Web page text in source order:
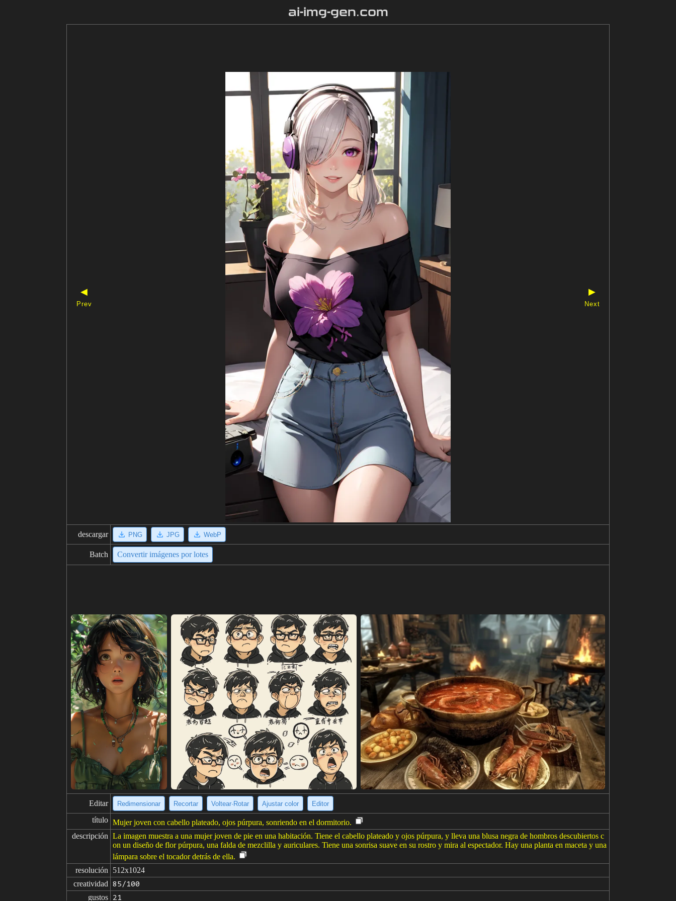
ai-img-gen.com
◀
Prev
▶
Next
descargar PNG JPG WebP
Batch Convertir imágenes por lotes
Editar Redimensionar Recortar Voltear·Rotar Ajustar color Editor
título Mujer joven con cabello plateado, ojos púrpura, sonriendo en el dormitorio.
descripción La imagen muestra a una mujer joven de pie en una habitación. Tiene el cabello plateado y ojos púrpura, y lleva una blusa negra de hombros descubiertos c
on un diseño de flor púrpura, una falda de mezclilla y auriculares. Tiene una sonrisa suave en su rostro y mira al espectador. Hay una planta en maceta y una
lámpara sobre el tocador detrás de ella.
resolución
512x1024
creatividad
85/100
gustos 21